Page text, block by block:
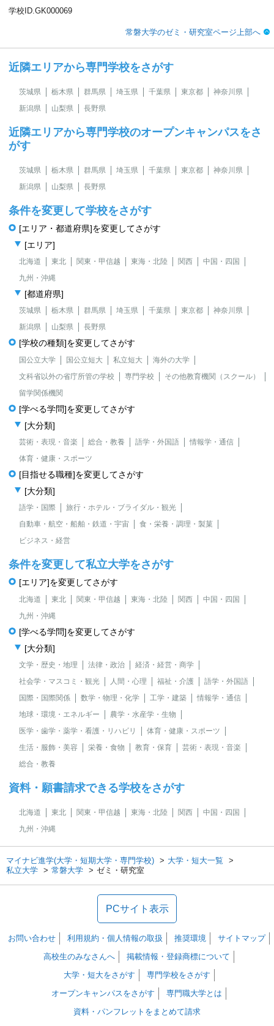
学校ID.GK000069
常磐大学のゼミ・研究室ページ上部へ
近隣エリアから専門学校をさがす
茨城県 栃木県 群馬県 埼玉県 千葉県 東京都
神奈川県
新潟県
山梨県 長野県
近隣エリアから専門学校のオープンキャンパスをさ
がす
茨城県 栃木県 群馬県 埼玉県 千葉県 東京都
神奈川県
新潟県
山梨県 長野県
条件を変更して学校をさがす
[エリア・都道府県]を変更してさがす
[エリア]
北海道 東北 関東・甲信越 東海・北陸 関西
中国・四国
九州・沖縄
[都道府県]
茨城県 栃木県 群馬県 埼玉県 千葉県 東京都
神奈川県
新潟県
山梨県 長野県
[学校の種類]を変更してさがす
国公立大学 国公立短大 私立短大
海外の大学
文科省以外の省庁所管の学校
専門学校
その他教育機関（スクール）
留学関係機関
[学べる学問]を変更してさがす
[大分類]
芸術・表現・音楽 総合・教養 語学・外国語
情報学・通信
体育・健康・スポーツ
[目指せる職種]を変更してさがす
[大分類]
語学・国際
旅行・ホテル・ブライダル・観光
自動車・航空・船舶・鉄道・宇宙
食・栄養・調理・製菓
ビジネス・経営
条件を変更して私立大学をさがす
[エリア]を変更してさがす
北海道 東北 関東・甲信越 東海・北陸 関西
中国・四国
九州・沖縄
[学べる学問]を変更してさがす
[大分類]
文学・歴史・地理 法律・政治
経済・経営・商学
社会学・マスコミ・観光
人間・心理 福祉・介護
語学・外国語
国際・国際関係
数学・物理・化学 工学・建築
情報学・通信
地球・環境・エネルギー
農学・水産学・生物
医学・歯学・薬学・看護・リハビリ
体育・健康・スポーツ
生活・服飾・美容
栄養・食物 教育・保育
芸術・表現・音楽
総合・教養
資料・願書請求できる学校をさがす
北海道 東北 関東・甲信越 東海・北陸 関西
中国・四国
九州・沖縄
マイナビ進学(大学・短期大学・専門学校)
大学・短大一覧
私立大学
常磐大学 ゼミ・研究室
PCサイト表示
お問い合わせ 利用規約・個人情報の取扱 推奨環境
サイトマップ
高校生のみなさんへ
掲載情報・登録商標について
大学・短大をさがす
専門学校をさがす
オープンキャンパスをさがす
専門職大学とは
資料・パンフレットをまとめて請求